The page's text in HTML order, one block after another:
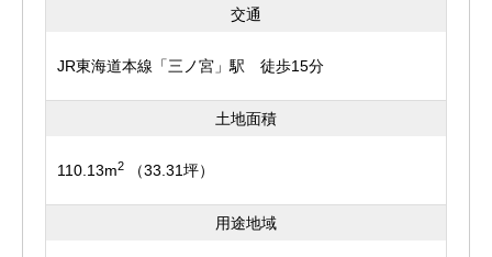
交通
JR東海道本線「三ノ宮」駅 徒歩15分
土地面積
110.13m2 （33.31坪）
用途地域